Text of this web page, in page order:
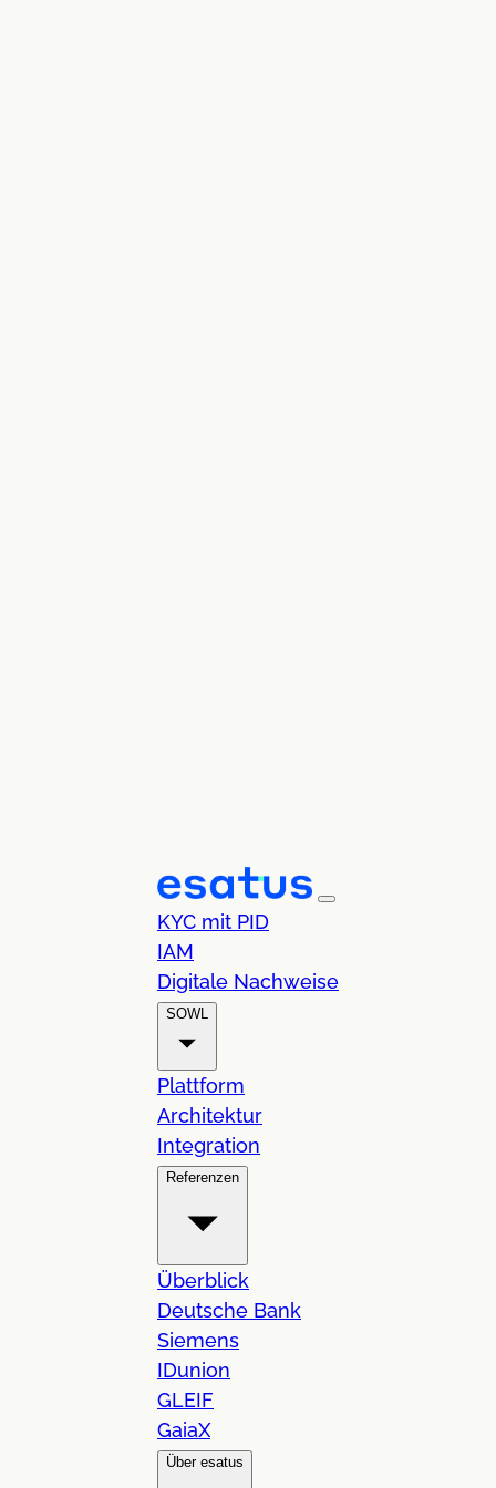
KYC mit PID
IAM
Digitale Nachweise
SOWL
Plattform
Architektur
Integration
Referenzen
Überblick
Deutsche Bank
Siemens
IDunion
GLEIF
GaiaX
Über esatus